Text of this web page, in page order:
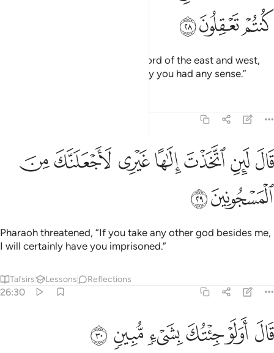
ﲊﲋﲌ
Moses responded: “˹He is˺ the Lord of the east and west,
and everything in between, if only you had any sense.”
قال لين اتخذت الاها غيري لاجعلنك من المسجونين ٢٩
قَالَ لَئِنِ ٱتَّخَذْتَ إِلَـٰهًا غَيْرِى لَأَجْعَلَنَّكَ مِنَ ٱلْمَسْجُونِينَ ٢٩
ﲍﲎﲏﲐﲑ ﲒﲓ
ﲔﲕ
Pharaoh threatened, “If you take any other god besides me,
I will certainly have you imprisoned.”
Tafsirs Lessons Reflections
26:30
قال اولو جيتك بشيء مبين ٣٠
قَالَ أَوَلَوْ جِئْتُكَ بِشَىْءٍۢ مُّبِينٍۢ ٣٠
ﲖ ﲗﲘﲙﲚﲛ